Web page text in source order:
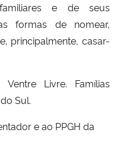
e de seus
formas de nomear,
principalmente, casar-
Ventre Livre. Famílias
Sul.
e ao PPGH da